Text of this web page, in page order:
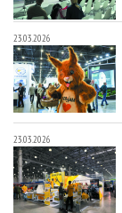
23.03.2026
23.03.2026